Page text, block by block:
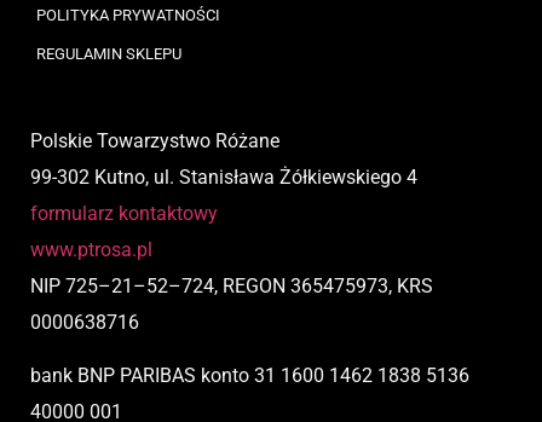
POLITYKA PRYWATNOŚCI
REGULAMIN SKLEPU
Polskie Towarzystwo Różane
99-302 Kutno, ul. Stanisława Żółkiewskiego 4
formularz kontaktowy
www.ptrosa.pl
NIP 725–21 –52–724, REGON 365475973, KRS
0000638716
bank BNP PARIBAS konto 31 1600 1462 1838 5136
40000 001